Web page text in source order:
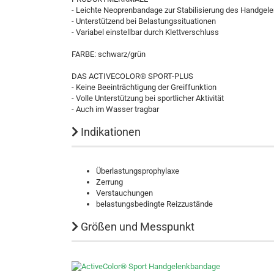
- Leichte Neoprenbandage zur Stabilisierung des
- Unterstützend bei Belastungssituationen
- Variabel einstellbar durch Klettverschluss
FARBE: schwarz/grün
DAS ACTIVECOLOR® SPORT-PLUS
- Keine Beeinträchtigung der Greiffunktion
- Volle Unterstützung bei sportlicher Aktivität
- Auch im Wasser tragbar
Indikationen
Überlastungsprophylaxe
Zerrung
Verstauchungen
belastungsbedingte Reizzustände
Größen und Messpunkt